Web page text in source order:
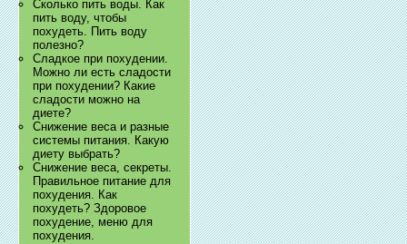
Сколько пить воды. Как
пить воду, чтобы
похудеть. Пить воду
полезно?
Сладкое при похудении.
Можно ли есть сладости
при похудении? Какие
сладости можно на
диете?
Снижение веса и разные
системы питания. Какую
диету выбрать?
Снижение веса, секреты.
Правильное питание для
похудения. Как
похудеть? Здоровое
похудение, меню для
похудения.